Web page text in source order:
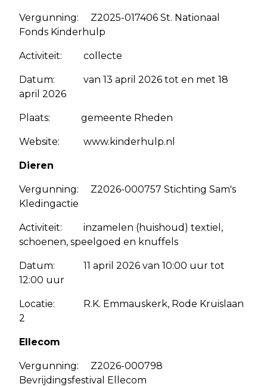
Vergunning: Z2025-017406 St. Nationaal
Fonds Kinderhulp
Activiteit: collecte
Datum: van 13 april 2026 tot en met 18
april 2026
Plaats: gemeente Rheden
Website: www.kinderhulp.nl
Dieren
Vergunning: Z2026-000757 Stichting Sam's
Kledingactie
Activiteit: inzamelen (huishoud) textiel,
schoenen, speelgoed en knuffels
Datum: 11 april 2026 van 10:00 uur tot
12:00 uur
Locatie: R.K. Emmauskerk, Rode Kruislaan
2
Ellecom
Vergunning: Z2026-000798
Bevrijdingsfestival Ellecom